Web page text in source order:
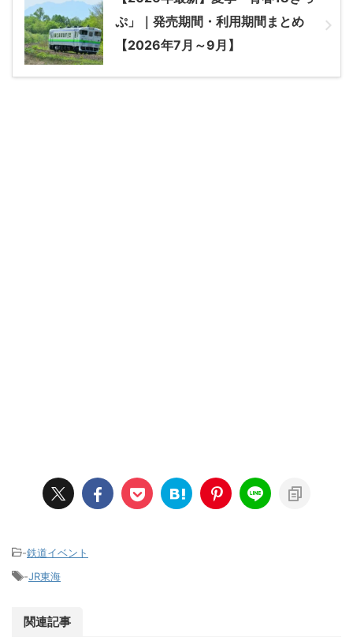
ぷ」｜発売期間・利用期間まとめ
【2026年7月～9月】
-鉄道イベント
-JR東海
関連記事